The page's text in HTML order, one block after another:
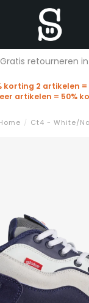
Gratis retourneren
korting 2 artikelen
artikelen = 50%
/ Ct4 - White/